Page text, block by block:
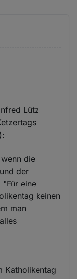
Lütz
die
der
"Für eine
keinen
man
Katholikentag